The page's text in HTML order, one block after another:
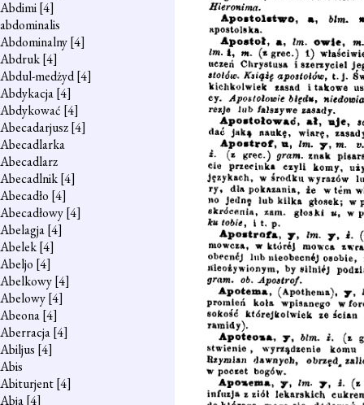
Abdimi[4]
abdominalis
Abdominalny[4]
Abdruk[4]
Abdul-medżyd[4]
Abdykacja[4]
Abdykować [4]
Abecadarjusz[4]
Abecadlarka
Abecadlarz
Abecadlnik[4]
Abecadło [4]
Abecadłowy[4]
Abelagja[4]
Abelek[4]
Abeljo [4]
Abelkowy[4]
Abelowy[4]
Abeona[4]
Aberracja[4]
Abiljus [4]
Abis
Abiturjent[4]
Abja[4]